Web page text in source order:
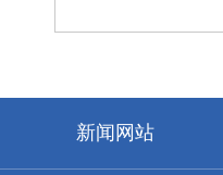
新闻网站